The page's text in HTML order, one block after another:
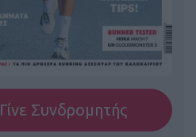
Γίνε Συνδρομητής